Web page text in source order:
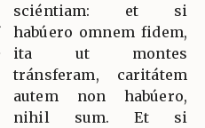
sciéntiam: et si
habúero omnem fidem,
ita ut montes
tránsferam, caritátem
autem non habúero,
nihil sum. Et si